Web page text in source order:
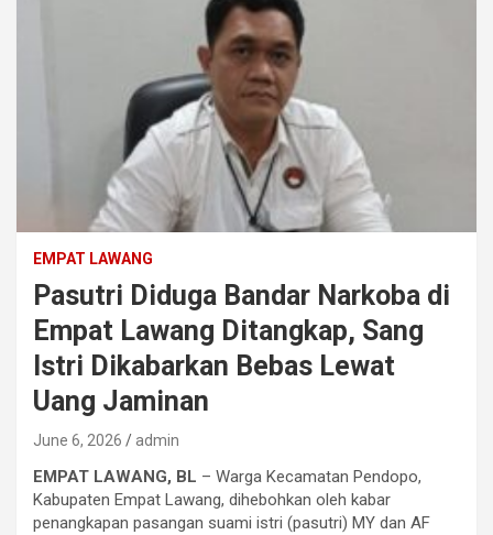
EMPAT LAWANG
Pasutri Diduga Bandar Narkoba di
Empat Lawang Ditangkap, Sang
Istri Dikabarkan Bebas Lewat
Uang Jaminan
June 6, 2026 admin
EMPAT LAWANG, BL – Warga Kecamatan Pendopo,
Kabupaten Empat Lawang, dihebohkan oleh kabar
penangkapan pasangan suami istri (pasutri) MY dan AF